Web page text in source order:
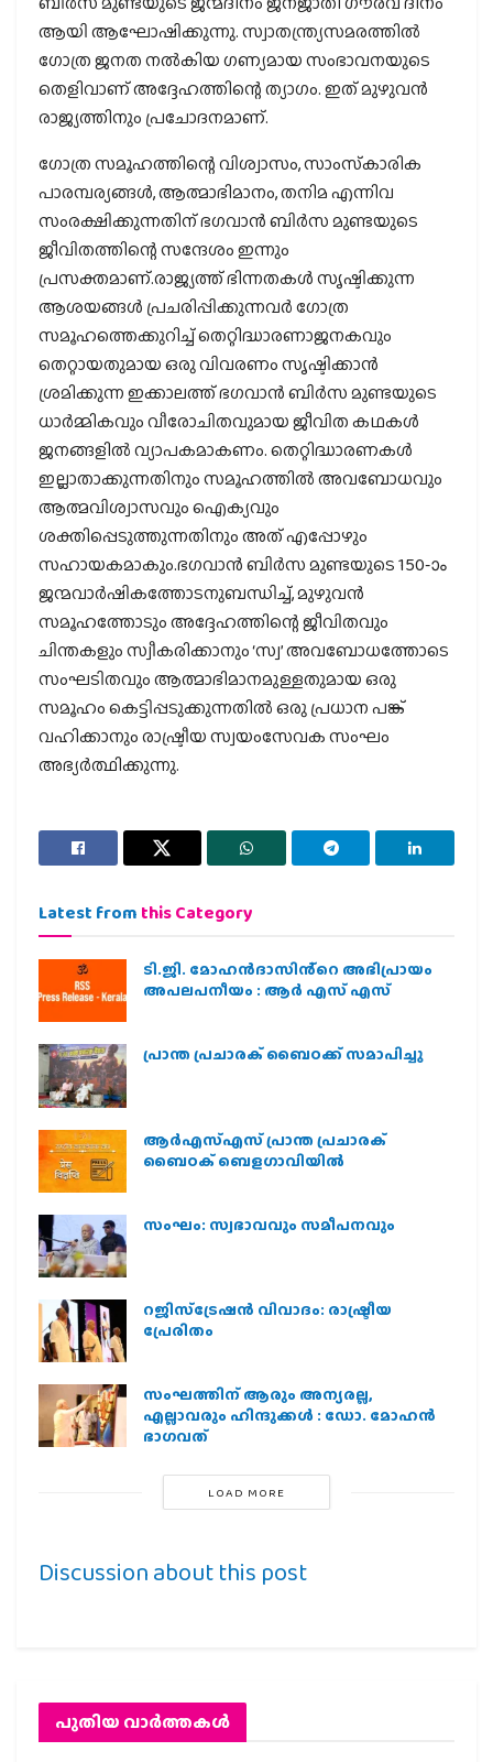
ആയി ആഘോഷിക്കുന്നു. സ്വാതന്ത്ര്യസമരത്തില്‍
ഗോത്ര ജനത നല്‍കിയ ഗണ്യമായ സംഭാവനയുടെ
തെളിവാണ് അദ്ദേഹത്തിന്റെ ത്യാഗം. ഇത് മുഴുവന്‍
രാജ്യത്തിനും പ്രചോദനമാണ്.
ഗോത്ര സമൂഹത്തിന്റെ വിശ്വാസം, സാംസ്‌കാരിക
പാരമ്പര്യങ്ങള്‍, ആത്മാഭിമാനം, തനിമ എന്നിവ
സംരക്ഷിക്കുന്നതിന് ഭഗവാന്‍ ബിര്‍സ മുണ്ടയുടെ
ജീവിതത്തിന്റെ സന്ദേശം ഇന്നും
പ്രസക്തമാണ്.രാജ്യത്ത് ഭിന്നതകള്‍ സൃഷ്ടിക്കുന്ന
ആശയങ്ങള്‍ പ്രചരിപ്പിക്കുന്നവര്‍ ഗോത്ര
സമൂഹത്തെക്കുറിച്ച് തെറ്റിദ്ധാരണാജനകവും
തെറ്റായതുമായ ഒരു വിവരണം സൃഷ്ടിക്കാന്‍
ശ്രമിക്കുന്ന ഇക്കാലത്ത് ഭഗവാന്‍ ബിര്‍സ മുണ്ടയുടെ
ധാര്‍മ്മികവും വീരോചിതവുമായ ജീവിത കഥകള്‍
ജനങ്ങളില്‍ വ്യാപകമാകണം. തെറ്റിദ്ധാരണകള്‍
ഇല്ലാതാക്കുന്നതിനും സമൂഹത്തില്‍ അവബോധവും
ആത്മവിശ്വാസവും ഐക്യവും
ശക്തിപ്പെടുത്തുന്നതിനും അത് എപ്പോഴും
സഹായകമാകും.ഭഗവാന്‍ ബിര്‍സ മുണ്ടയുടെ 150-ാം
ജന്മവാര്‍ഷികത്തോടനുബന്ധിച്ച്, മുഴുവന്‍
സമൂഹത്തോടും അദ്ദേഹത്തിന്റെ ജീവിതവും
ചിന്തകളും സ്വീകരിക്കാനും ‘സ്വ’ അവബോധത്തോടെ
സംഘടിതവും ആത്മാഭിമാനമുള്ളതുമായ ഒരു
സമൂഹം കെട്ടിപ്പടുക്കുന്നതില്‍ ഒരു പ്രധാന പങ്ക്
വഹിക്കാനും രാഷ്ട്രീയ സ്വയംസേവക സംഘം
അഭ്യര്‍ത്ഥിക്കുന്നു.
Latest from this Category
ടി.ജി. മോഹൻദാസിൻ്റെ അഭിപ്രായം
അപലപനീയം : ആർ എസ് എസ്
പ്രാന്ത പ്രചാരക് ബൈഠക്ക് സമാപിച്ചു
ആർഎസ്എസ് പ്രാന്ത പ്രചാരക്
ബൈഠക് ബെളഗാവിയിൽ
സംഘം: സ്വഭാവവും സമീപനവും
റജിസ്ട്രേഷൻ വിവാദം: രാഷ്ട്രീയ
പ്രേരിതം
സംഘത്തിന് ആരും അന്യരല്ല,
എല്ലാവരും ഹിന്ദുക്കൾ : ഡോ. മോഹൻ
ഭാഗവത്
LOAD MORE
Discussion about this post
പുതിയ വാര്‍ത്തകള്‍